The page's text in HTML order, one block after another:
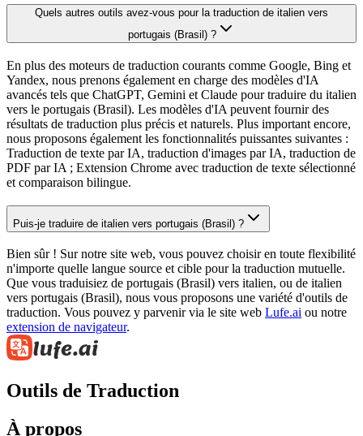
Quels autres outils avez-vous pour la traduction de italien vers
portugais (Brasil) ?
En plus des moteurs de traduction courants comme Google, Bing et
Yandex, nous prenons également en charge des modèles d'IA
avancés tels que ChatGPT, Gemini et Claude pour traduire du italien
vers le portugais (Brasil). Les modèles d'IA peuvent fournir des
résultats de traduction plus précis et naturels. Plus important encore,
nous proposons également les fonctionnalités puissantes suivantes :
Traduction de texte par IA, traduction d'images par IA, traduction de
PDF par IA ; Extension Chrome avec traduction de texte sélectionné
et comparaison bilingue.
Puis-je traduire de italien vers portugais (Brasil) ?
Bien sûr ! Sur notre site web, vous pouvez choisir en toute flexibilité
n'importe quelle langue source et cible pour la traduction mutuelle.
Que vous traduisiez de portugais (Brasil) vers italien, ou de italien
vers portugais (Brasil), nous vous proposons une variété d'outils de
traduction. Vous pouvez y parvenir via le site web Lufe.ai ou notre
extension de navigateur.
Outils de Traduction
À propos